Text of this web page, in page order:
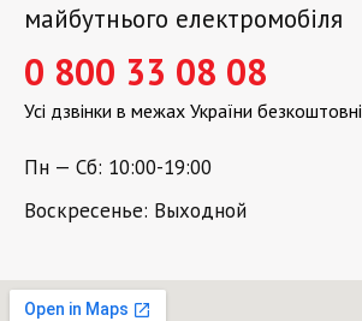
майбутнього електромобіля
0 800 33 08 08
Усі дзвінки в межах України безкоштовні
Пн — Сб: 10:00-19:00
Воскресенье: Выходной